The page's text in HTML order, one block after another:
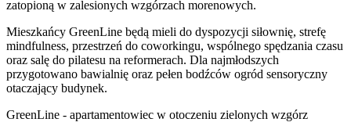
zatopioną w zalesionych wzgórzach morenowych.
Mieszkańcy GreenLine będą mieli do dyspozycji siłownię, strefę
mindfulness, przestrzeń do coworkingu, wspólnego spędzania czasu
oraz salę do pilatesu na reformerach. Dla najmłodszych
przygotowano bawialnię oraz pełen bodźców ogród sensoryczny
otaczający budynek.
GreenLine - apartamentowiec w otoczeniu zielonych wzgórz